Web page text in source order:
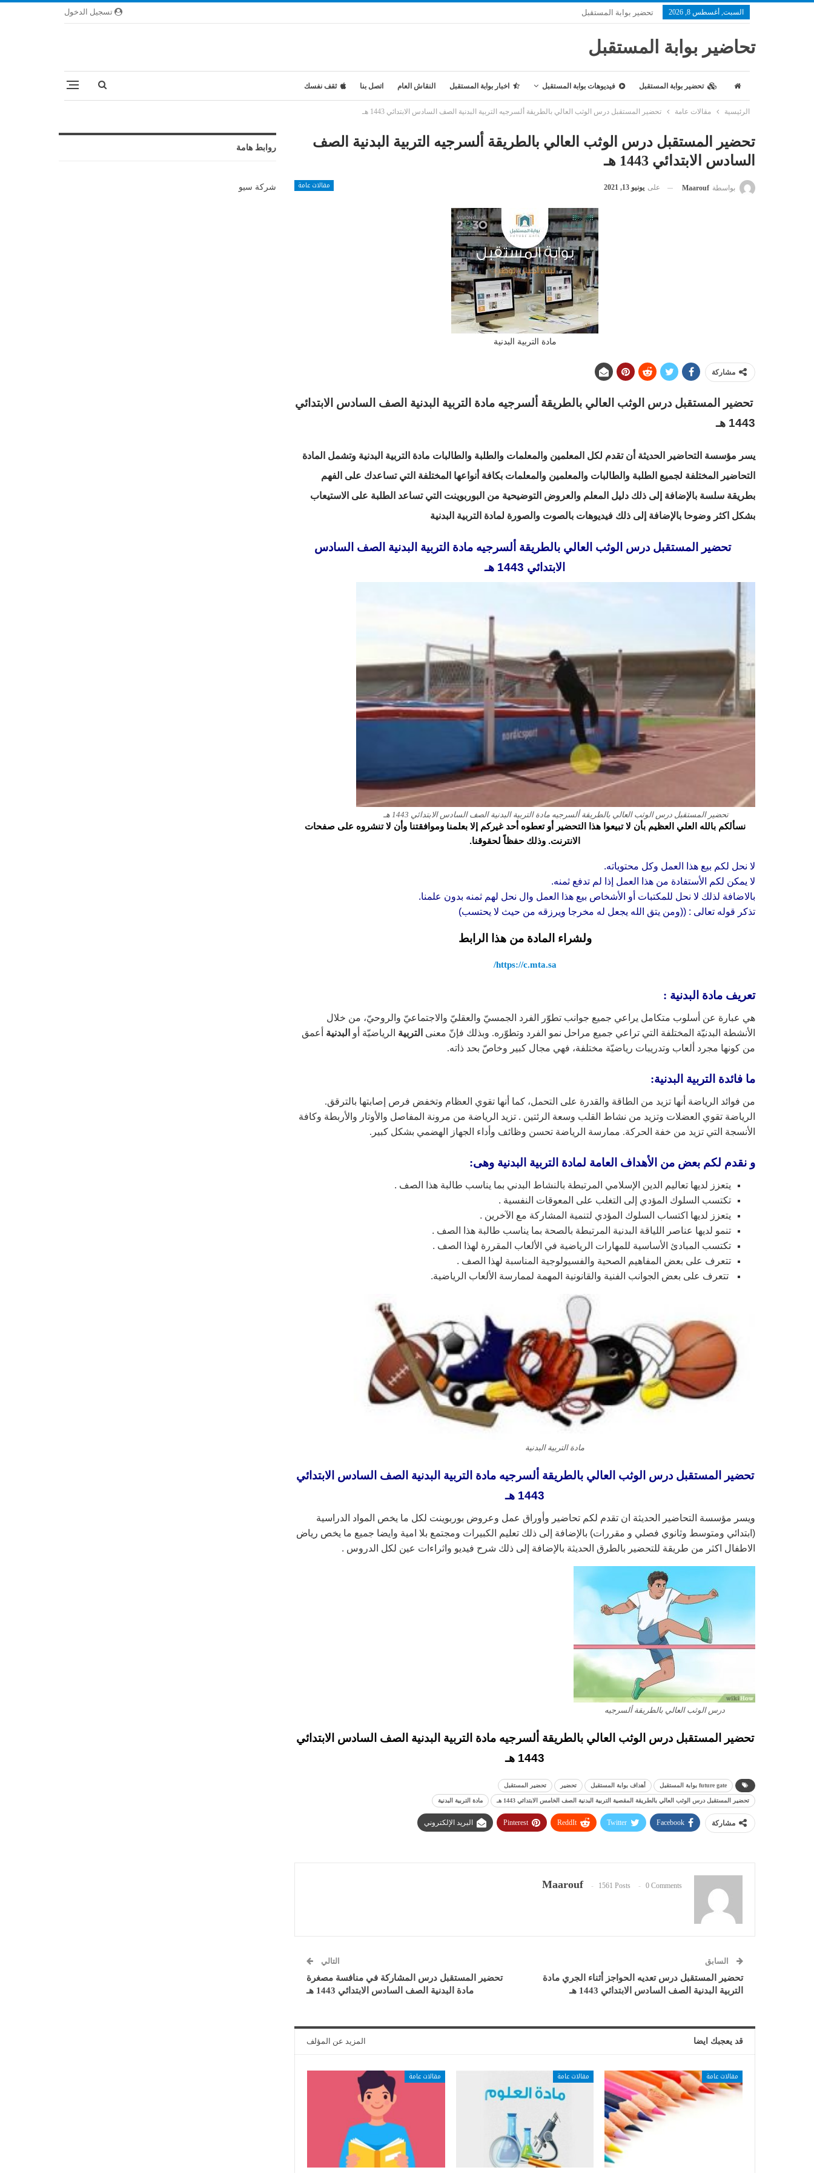
تسجيل الدخول السبت, أغسطس 8, 2026 تحضير بوابة المستقبل
تحاضير بوابة المستقبل
تحضير بوابة المستقبل فيديوهات بوابة المستقبل اخبار بوابة المستقبل النقاش العام اتصل بنا ثقف نفسك
الرئيسية مقالات عامة تحضير المستقبل درس الوثب العالي بالطريقة ألسرجيه التربية البدنية الصف السادس الابتدائي 1443 هـ
تحضير المستقبل درس الوثب العالي بالطريقة ألسرجيه التربية البدنية الصف
السادس الابتدائي 1443 هـ
مقالات عامة بواسطة Maarouf على يونيو 13, 2021
مادة التربية البدنية
مشاركة
تحضير المستقبل درس الوثب العالي بالطريقة ألسرجيه مادة التربية البدنية الصف السادس الابتدائي
1443 هـ
يسر مؤسسة التحاضير الحديثة أن تقدم لكل المعلمين والمعلمات والطلبة والطالبات مادة التربية البدنية وتشمل المادة
التحاضير المختلفة لجميع الطلبة والطالبات والمعلمين والمعلمات بكافة أنواعها المختلفة التي تساعدك على الفهم
بطريقة سلسة بالإضافة إلى ذلك دليل المعلم والعروض التوضيحية من البوربوينت التي تساعد الطلبة على الاستيعاب
بشكل اكثر وضوحا بالإضافة إلى ذلك فيديوهات بالصوت والصورة لمادة التربية البدنية
تحضير المستقبل درس الوثب العالي بالطريقة ألسرجيه مادة التربية البدنية الصف السادس
الابتدائي 1443 هـ
تحضير المستقبل درس الوثب العالي بالطريقة ألسرجيه مادة التربية البدنية الصف السادس الابتدائي 1443 هـ
نسألكم بالله العلي العظيم بأن لا تبيعوا هذا التحضير أو تعطوه أحد غيركم إلا بعلمنا وموافقتنا وأن لا تنشروه على صفحات
الانترنت. وذلك حفظاً لحقوقنا.
لا نحل لكم بيع هذا العمل وكل محتوياته.
لا يمكن لكم الأستفادة من هذا العمل إذا لم تدفع ثمنه.
بالاضافة لذلك لا نحل للمكتبات أو الأشخاص بيع هذا العمل وال نحل لهم ثمنه بدون علمنا.
تذكر قوله تعالى : ((ومن يتق الله يجعل له مخرجا ويرزقه من حيث لا يحتسب)
ولشراء المادة من هذا الرابط
https://c.mta.sa/
تعريف مادة البدنية :
هي عبارة عن أسلوب متكامل يراعي جميع جوانب تطوّر الفرد الجمسيّ والعقليّ والاجتماعيّ والروحيّ، من خلال
الأنشطة البدنيّة المختلفة التي تراعي جميع مراحل نمو الفرد وتطوّره. وبذلك فإنّ معنى التربية الرياضيّة أو البدنية أعمق
من كونها مجرد ألعاب وتدريبات رياضيّة مختلفة، فهي مجال كبير وخاصّ بحد ذاته.
ما فائدة التربية البدنية:
من فوائد الرياضة أنها تزيد من الطاقة والقدرة على التحمل، كما أنها تقوي العظام وتخفض فرص إصابتها بالترقق.
الرياضة تقوي العضلات وتزيد من نشاط القلب وسعة الرئتين . تزيد الرياضة من مرونة المفاصل والأوتار والأربطة وكافة
الأنسجة التي تزيد من خفة الحركة. ممارسة الرياضة تحسن وظائف وأداء الجهاز الهضمي بشكل كبير.
و نقدم لكم بعض من الأهداف العامة لمادة التربية البدنية وهى:
يتعزز لديها تعاليم الدين الإسلامي المرتبطة بالنشاط البدني بما يناسب طالبة هذا الصف .
تكتسب السلوك المؤدي إلى التغلب على المعوقات النفسية .
يتعزز لديها اكتساب السلوك المؤدي لتنمية المشاركة مع الآخرين .
تنمو لديها عناصر اللياقة البدنية المرتبطة بالصحة بما يناسب طالبة هذا الصف .
تكتسب المبادئ الأساسية للمهارات الرياضية في الألعاب المقررة لهذا الصف .
تتعرف على بعض المفاهيم الصحية والفسيولوجية المناسبة لهذا الصف .
تتعرف على بعض الجوانب الفنية والقانونية المهمة لممارسة الألعاب الرياضية.
مادة التربية البدنية
تحضير المستقبل درس الوثب العالي بالطريقة ألسرجيه مادة التربية البدنية الصف السادس الابتدائي
1443 هـ
ويسر مؤسسة التحاضير الحديثة ان تقدم لكم تحاضير وأوراق عمل وعروض بوربوينت لكل ما يخص المواد الدراسية
(ابتدائي ومتوسط وثانوي فصلي و مقررات) بالإضافة إلى ذلك تعليم الكبيرات ومجتمع بلا امية وايضا جميع ما يخص رياض
الاطفال اكثر من طريقة للتحضير بالطرق الحديثة بالإضافة إلى ذلك شرح فيديو واثراءات عين لكل الدروس .
درس الوثب العالي بالطريقة ألسرجيه
تحضير المستقبل درس الوثب العالي بالطريقة ألسرجيه مادة التربية البدنية الصف السادس الابتدائي
1443 هـ
future gate بوابة المستقبل أهداف بوابة المستقبل تحضير تحضير المستقبل
تحضير المستقبل درس الوثب العالي بالطريقة المقصية التربية البدنية الصف الخامس الابتدائي 1443 هـ مادة التربية البدنية
مشاركة Facebook
Twitter
ReddIt
Pinterest البريد الإلكتروني
Maarouf 1561 Posts 0 Comments
السابق
تحضير المستقبل درس تعديه الحواجز أثناء الجري مادة
التربية البدنية الصف السادس الابتدائي 1443 هـ
التالي
تحضير المستقبل درس المشاركة في منافسة مصغرة
مادة البدنية الصف السادس الابتدائي 1443 هـ
قد يعجبك ايضا المزيد عن المؤلف
مقالات عامة مقالات عامة مقالات عامة
روابط هامة
شركة سيو